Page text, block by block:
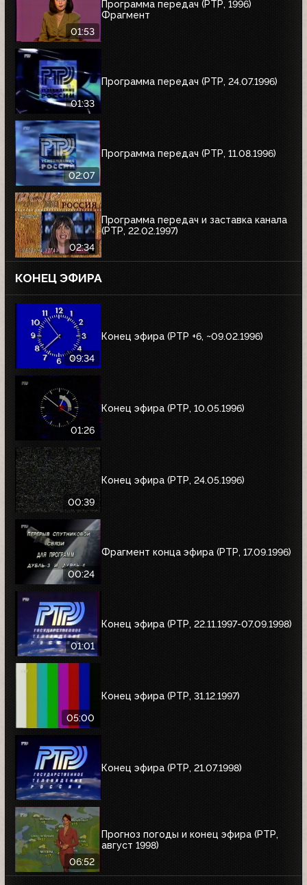
01:53
Программа передач (РТР, 1996)
Фрагмент
01:33
Программа передач (РТР, 24.07.1996)
02:07
Программа передач (РТР, 11.08.1996)
02:34
Программа передач и заставка канала
(РТР, 22.02.1997)
КОНЕЦ ЭФИРА
09:34
Конец эфира (РТР +6, ~09.02.1996)
01:26
Конец эфира (РТР, 10.05.1996)
00:39
Конец эфира (РТР, 24.05.1996)
00:24
Фрагмент конца эфира (РТР, 17.09.1996)
01:01
Конец эфира (РТР, 22.11.1997-07.09.1998)
05:00
Конец эфира (РТР, 31.12.1997)
Конец эфира (РТР, 21.07.1998)
06:52
Прогноз погоды и конец эфира (РТР,
август 1998)